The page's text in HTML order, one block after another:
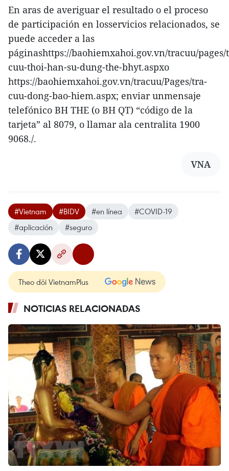
En aras de averiguar el resultado o el proceso
de participación en losservicios relacionados, se
puede acceder a las
páginashttps://baohiemxahoi.gov.vn/tracuu/pages/
cuu-thoi-han-su-dung-the-bhyt.aspxo
https://baohiemxahoi.gov.vn/tracuu/Pages/tra-
cuu-dong-bao-hiem.aspx; enviar unmensaje
telefónico BH THE (o BH QT) “código de la
tarjeta” al 8079, o llamar ala centralita 1900
9068./.
VNA
#Vietnam #BIDV #en línea
#COVID-19
#aplicación
#seguro
Theo dõi VietnamPlus
NOTICIAS RELACIONADAS